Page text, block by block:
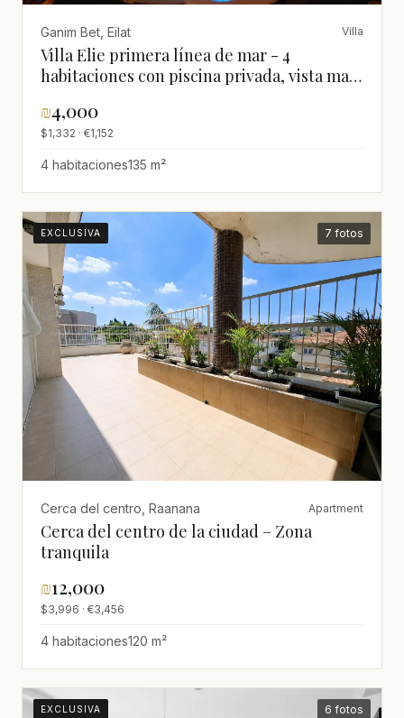
Ganim Bet, Eilat Villa
Villa Elie primera línea de mar - 4
habitaciones con piscina privada, vista mar
₪4,000
$1,332 · €1,152
4 habitaciones135 m²
EXCLUSIVA 7 fotos
Cerca del centro, Raanana Apartment
Cerca del centro de la ciudad – Zona
tranquila
₪12,000
$3,996 · €3,456
4 habitaciones120 m²
EXCLUSIVA 6 fotos